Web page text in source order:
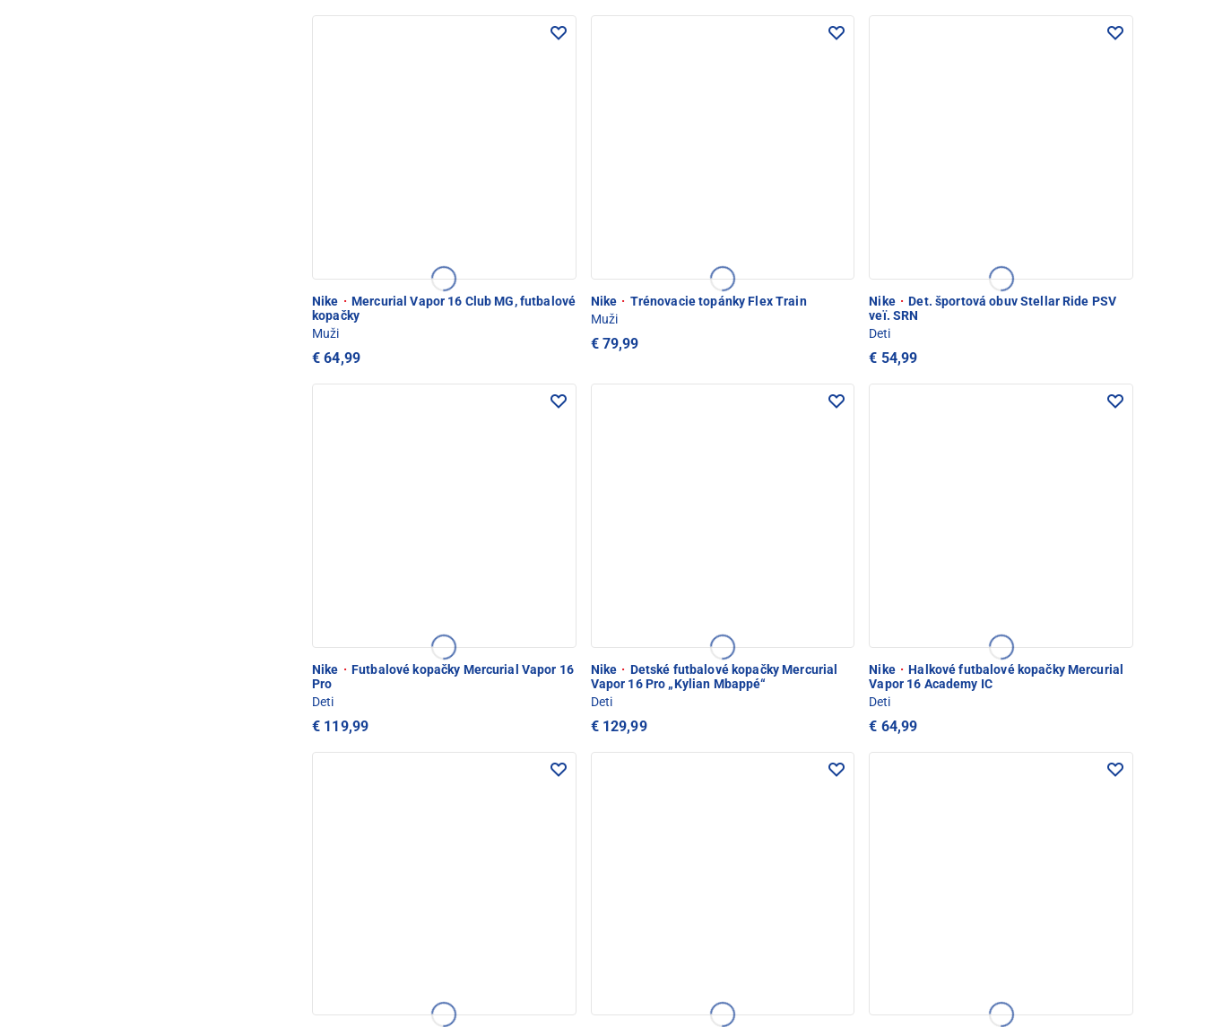
Nike · Mercurial Vapor 16 Club MG, futbalové
kopačky
Muži
€ 64,99
Nike · Trénovacie topánky Flex Train
Muži
€ 79,99
Nike · Det. športová obuv Stellar Ride PSV
veï. SRN
Deti
€ 54,99
Nike · Futbalové kopačky Mercurial Vapor 16
Pro
Deti
€ 119,99
Nike · Detské futbalové kopačky Mercurial
Vapor 16 Pro „Kylian Mbappé“
Deti
€ 129,99
Nike · Halkové futbalové kopačky Mercurial
Vapor 16 Academy IC
Deti
€ 64,99